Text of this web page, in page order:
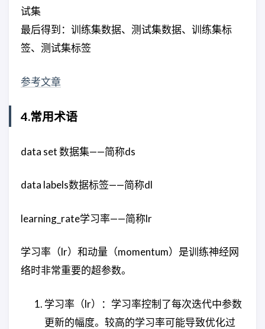
试集
最后得到：训练集数据、测试集数据、训练集标
签、测试集标签
参考文章
4.常用术语
data set 数据集——简称ds
data labels数据标签——简称dl
learning_rate学习率——简称lr
学习率（lr）和动量（momentum）是训练神经网
络时非常重要的超参数。
学习率（lr）：学习率控制了每次迭代中参数
更新的幅度。较高的学习率可能导致优化过